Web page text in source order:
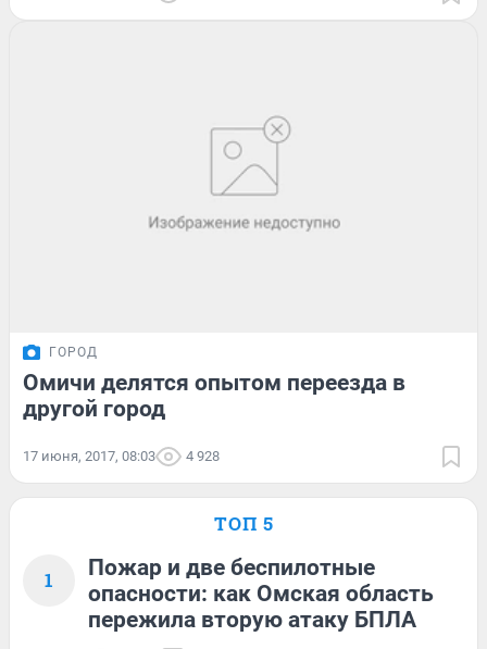
ГОРОД
Омичи делятся опытом переезда в
другой город
17 июня, 2017, 08:03 4 928
ТОП 5
1
Пожар и две беспилотные
опасности: как Омская область
пережила вторую атаку БПЛА